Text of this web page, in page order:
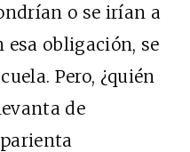
o se irían a
obligación, se
Pero, ¿quién
de